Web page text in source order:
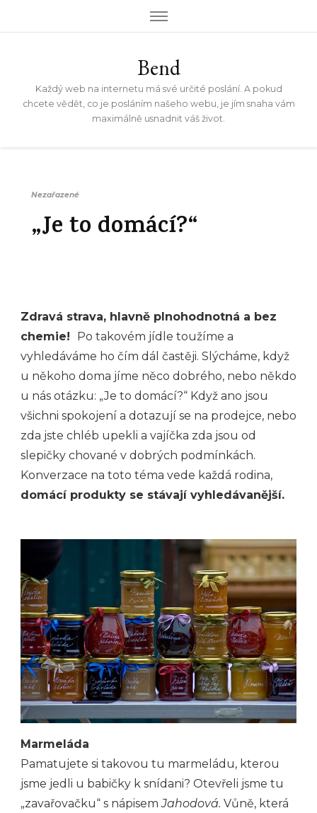
Bend
Každý web na internetu má své určité poslání. A pokud
chcete vědět, co je posláním našeho webu, je jím snaha vám
maximálně usnadnit váš život.
Nezařazené
„Je to domácí?“
Zdravá strava, hlavně plnohodnotná a bez
chemie! Po takovém jídle toužíme a
vyhledáváme ho čím dál častěji. Slýcháme, když
u někoho doma jíme něco dobrého, nebo někdo
u nás otázku: „Je to domácí?“ Když ano jsou
všichni spokojení a dotazují se na prodejce, nebo
zda jste chléb upekli a vajíčka zda jsou od
slepičky chované v dobrých podmínkách.
Konverzace na toto téma vede každá rodina,
domácí produkty se stávají vyhledávanější.
Marmeláda
Pamatujete si takovou tu marmeládu, kterou
jsme jedli u babičky k snídani? Otevřeli jsme tu
„zavařovačku“ s nápisemJahodová. Vůně, která